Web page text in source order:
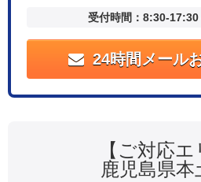
受付時間：8:30-17:30
24時間メール
【ご対応エ
鹿児島県本